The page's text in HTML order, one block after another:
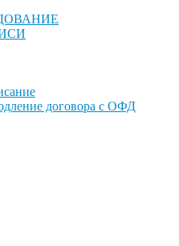
договора с ОФД